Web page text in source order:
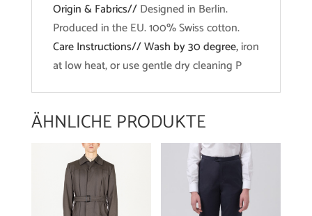
Origin & Fabrics//Designed in Berlin.
Produced in the EU. 100% Swiss cotton.
Care Instructions// Wash by 30 degree,iron
at low heat, or use gentle dry cleaning P
ÄHNLICHE PRODUKTE